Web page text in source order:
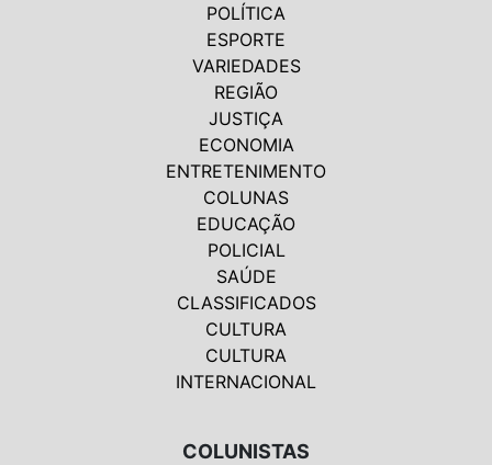
POLÍTICA
ESPORTE
VARIEDADES
REGIÃO
JUSTIÇA
ECONOMIA
ENTRETENIMENTO
COLUNAS
EDUCAÇÃO
POLICIAL
SAÚDE
CLASSIFICADOS
CULTURA
CULTURA
INTERNACIONAL
COLUNISTAS